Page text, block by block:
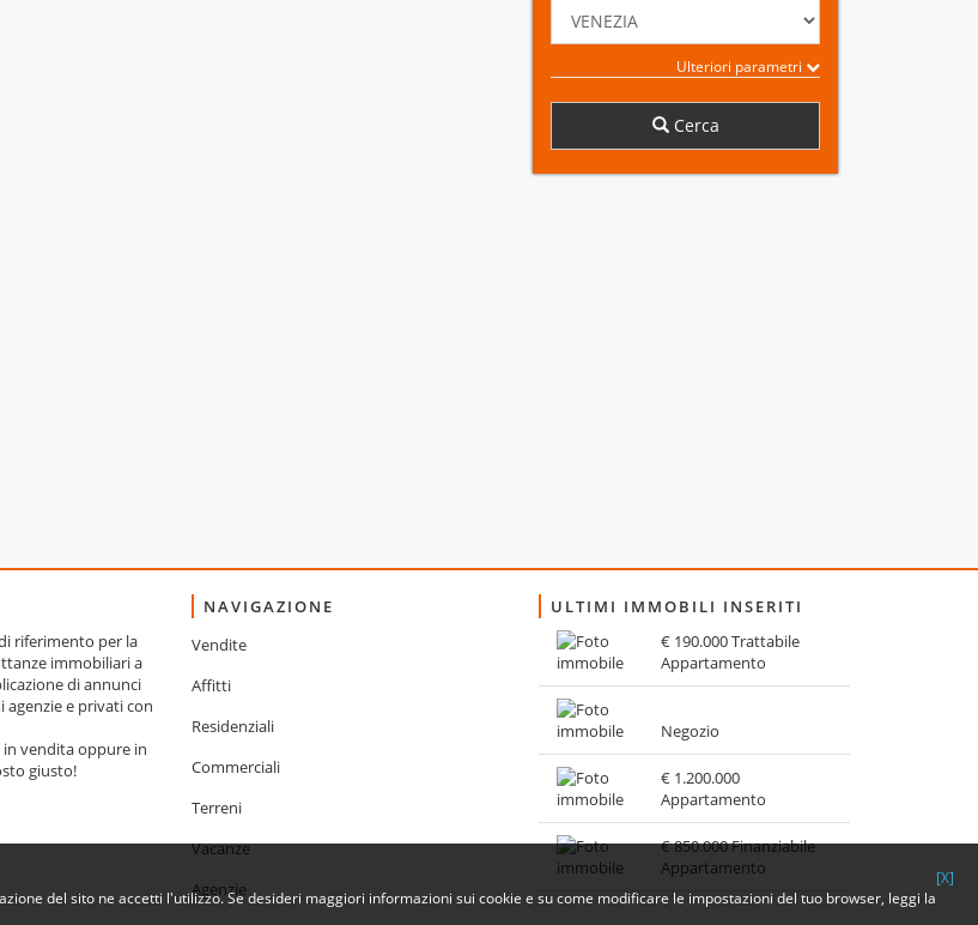
Ulteriori parametri
Cerca
riferimento per la
immobiliari a
di annunci
e privati con
vendita oppure in
giusto!
NAVIGAZIONE
Vendite
Affitti
Residenziali
Commerciali
Terreni
Vacanze
Agenzie
ULTIMI IMMOBILI INSERITI
€ 190.000 Trattabile
Appartamento
Negozio
€ 1.200.000
Appartamento
€ 850.000 Finanziabile
Appartamento
[X]
del sito ne accetti l'utilizzo. Se desideri maggiori informazioni sui cookie e su come modificare le impostazioni del tuo browser, leggi la